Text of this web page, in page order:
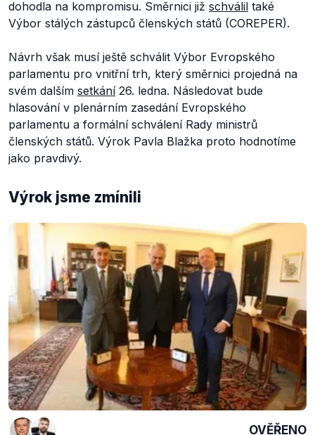
dohodla na kompromisu. Směrnici již schválil také
Výbor stálých zástupců členských států (COREPER).
Návrh však musí ještě schválit Výbor Evropského
parlamentu pro vnitřní trh, který směrnici projedná na
svém dalším setkání26. ledna. Následovat bude
hlasování v plenárním zasedání Evropského
parlamentu a formální schválení Rady ministrů
členských států. Výrok Pavla Blažka proto hodnotíme
jako pravdivý.
Výrok jsme zmínili
OVĚŘENO